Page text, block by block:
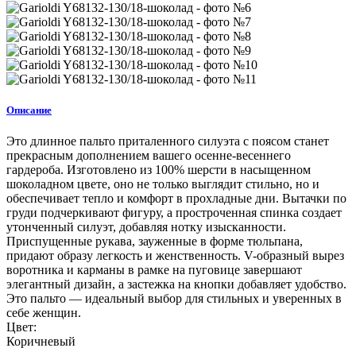
Описание
Это длинное пальто приталенного силуэта с поясом станет
прекрасным дополнением вашего осенне-весеннего
гардероба. Изготовлено из 100% шерсти в насыщенном
шоколадном цвете, оно не только выглядит стильно, но и
обеспечивает тепло и комфорт в прохладные дни. Вытачки по
груди подчеркивают фигуру, а простроченная спинка создает
утонченный силуэт, добавляя нотку изысканности.
Приспущенные рукава, зауженные в форме тюльпана,
придают образу легкость и женственность. V-образный вырез
воротника и карманы в рамке на пуговице завершают
элегантный дизайн, а застежка на кнопки добавляет удобство.
Это пальто — идеальный выбор для стильных и уверенных в
себе женщин.
Цвет:
Коричневый